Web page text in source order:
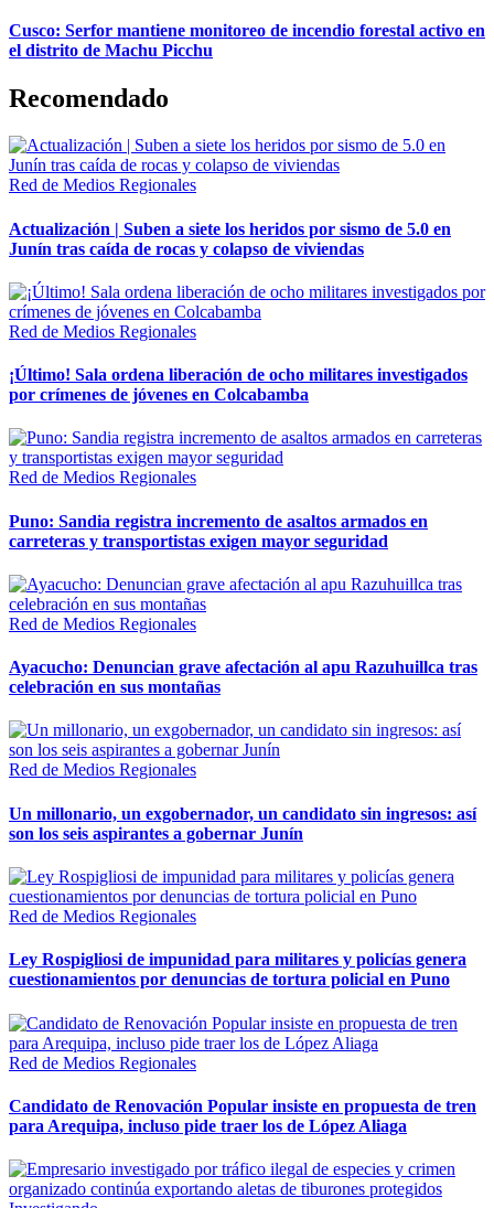
Cusco: Serfor mantiene monitoreo de incendio forestal activo en
el distrito de Machu Picchu
Recomendado
Red de Medios Regionales
Actualización | Suben a siete los heridos por sismo de 5.0 en
Junín tras caída de rocas y colapso de viviendas
Red de Medios Regionales
¡Último! Sala ordena liberación de ocho militares investigados
por crímenes de jóvenes en Colcabamba
Red de Medios Regionales
Puno: Sandia registra incremento de asaltos armados en
carreteras y transportistas exigen mayor seguridad
Red de Medios Regionales
Ayacucho: Denuncian grave afectación al apu Razuhuillca tras
celebración en sus montañas
Red de Medios Regionales
Un millonario, un exgobernador, un candidato sin ingresos: así
son los seis aspirantes a gobernar Junín
Red de Medios Regionales
Ley Rospigliosi de impunidad para militares y policías genera
cuestionamientos por denuncias de tortura policial en Puno
Red de Medios Regionales
Candidato de Renovación Popular insiste en propuesta de tren
para Arequipa, incluso pide traer los de López Aliaga